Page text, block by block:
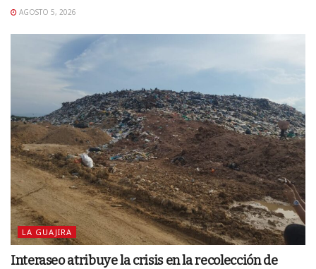
AGOSTO 5, 2026
LA GUAJIRA
Interaseo atribuye la crisis en la recolección de